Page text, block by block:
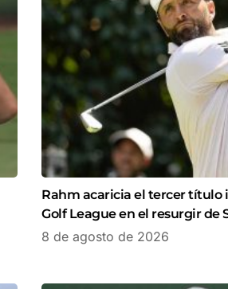
Rahm acaricia el tercer título
Golf League en el resurgir de
8 de agosto de 2026